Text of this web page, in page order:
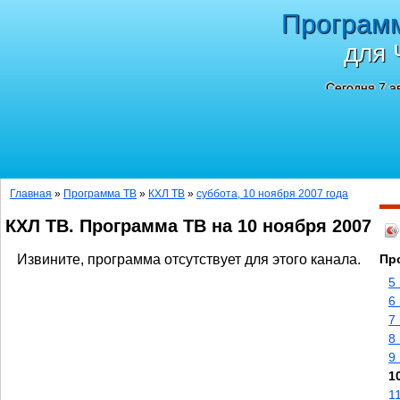
для
Сегодня 7
Главная » Программа ТВ » КХЛ ТВ » суббота, 10 ноября 2007 года
КХЛ ТВ. Программа ТВ на 10 ноября 2007
Извините, программа отсутствует для этого канала.
5
6
7
8
9